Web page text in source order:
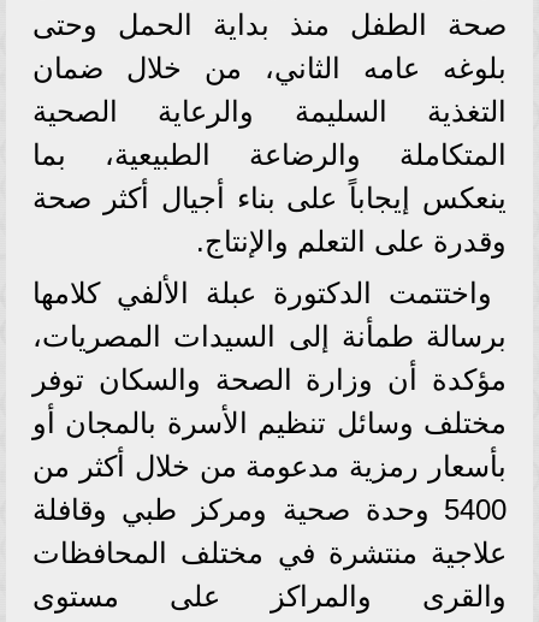
صحة الطفل منذ بداية الحمل وحتى
بلوغه عامه الثاني، من خلال ضمان
التغذية السليمة والرعاية الصحية
المتكاملة والرضاعة الطبيعية، بما
ينعكس إيجاباً على بناء أجيال أكثر صحة
وقدرة على التعلم والإنتاج.
واختتمت الدكتورة عبلة الألفي كلامها
برسالة طمأنة إلى السيدات المصريات،
مؤكدة أن وزارة الصحة والسكان توفر
مختلف وسائل تنظيم الأسرة بالمجان أو
بأسعار رمزية مدعومة من خلال أكثر من
5400 وحدة صحية ومركز طبي وقافلة
علاجية منتشرة في مختلف المحافظات
والقرى والمراكز على مستوى